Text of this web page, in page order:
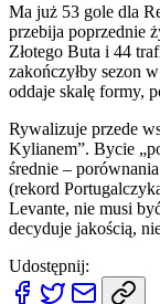
Ma już 53 gole dla
przebija poprzednie
Złotego Buta i 44
zakończyłby sezon
oddaje skalę formy,
Rywalizuje przede
Kylianem”. Bycie
średnie –
(rekord
Levante, nie musi
decyduje jakością,
Udostępnij: